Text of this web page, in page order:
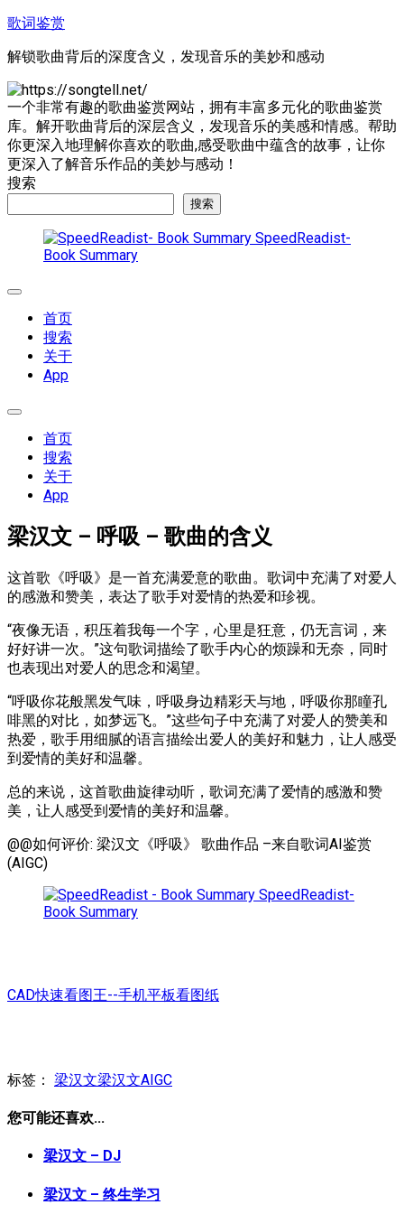
跳
内
容
歌词鉴赏
解锁歌曲背后的深度含义，发现音乐的美妙和感动
一个非常有趣的歌曲鉴赏网站，拥有丰富多元化的歌曲鉴赏
库。解开歌曲背后的深层含义，发现音乐的美感和情感。帮助
你更深入地理解你喜欢的歌曲,感受歌曲中蕴含的故事，让你
更深入了解音乐作品的美妙与感动！
搜索
搜索
SpeedReadist-
Book Summary
展
首页
搜索
关于
App
展
首页
搜索
关于
App
梁汉文 – 呼吸 – 歌曲的含义
这首歌《呼吸》是一首充满爱意的歌曲。歌词中充满了对爱人
的感激和赞美，表达了歌手对爱情的热爱和珍视。
“夜像无语，积压着我每一个字，心里是狂意，仍无言词，来
好好讲一次。”这句歌词描绘了歌手内心的烦躁和无奈，同时
也表现出对爱人的思念和渴望。
“呼吸你花般黑发气味，呼吸身边精彩天与地，呼吸你那瞳孔
啡黑的对比，如梦远飞。”这些句子中充满了对爱人的赞美和
热爱，歌手用细腻的语言描绘出爱人的美好和魅力，让人感受
到爱情的美好和温馨。
总的来说，这首歌曲旋律动听，歌词充满了爱情的感激和赞
美，让人感受到爱情的美好和温馨。
@@如何评价: 梁汉文《呼吸》 歌曲作品 –来自歌词AI鉴赏
(AIGC)
SpeedReadist-
Book Summary
CAD快速看图王--手机平板看图纸
标签： 梁汉文梁汉文AIGC
您可能还喜欢...
梁汉文 – DJ
梁汉文 – 终生学习